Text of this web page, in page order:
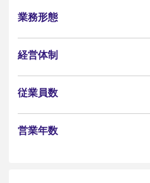
業務形態
経営体制
従業員数
営業年数